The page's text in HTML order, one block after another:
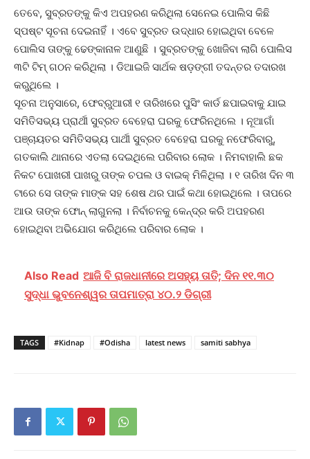
ତେବେ, ସୁବ୍ରତଙ୍କୁ କିଏ ଅପହରଣ କରିଥିଲା ସେନେଇ ପୋଲିସ କିଛି
ସ୍ପଷ୍ଟ ସୂଚନା ଦେଇନାହିଁ । ଏବେ ସୁବ୍ରତ ଉଦ୍ଧାର ହୋଇଥିବା ବେଳେ
ପୋଲିସ ତାଙ୍କୁ ଢେଙ୍କାନାଳ ଆଣୁଛି । ସୁବ୍ରତଙ୍କୁ ଖୋଜିବା ଲାଗି ପୋଲିସ
୩ଟି ଟିମ୍ ଗଠନ କରିଥିଲା । ଡିଆଇଜି ସାର୍ଥକ ଷଡ଼ଙ୍ଗୀ ତଦନ୍ତର ତଦାରଖ
କରୁଥିଲେ ।
ସୂଚନା ଅନୁସାରେ, ଫେବ୍ରୁଆରୀ ୧ ତାରିଖରେ ପୁସିଂ କାର୍ଡ ଛପାଇବାକୁ ଯାଇ
ସମିତିସଭ୍ୟ ପ୍ରାର୍ଥୀ ସୁବ୍ରତ ବେହେରା ଘରକୁ ଫେରିନଥିଲେ । ନୂଆଗାଁ
ପଞ୍ଚାୟତର ସମିତିସଭ୍ୟ ପାର୍ଥୀ ସୁବ୍ରତ ବେହେରା ଘରକୁ ନଫେରିବାରୁ,
ଗତକାଲି ଥାନାରେ ଏତଲା ଦେଇଥିଲେ ପରିବାର ଲୋକ । ନିମବାହାଲି ଛକ
ନିକଟ ପୋଖରୀ ପାଖରୁ ତାଙ୍କ ଚପଲ ଓ ବାଇକ୍ ମିଳିଥିଲା । ୧ ତାରିଖ ଦିନ ୩
ଟାରେ ସେ ତାଙ୍କ ମାଙ୍କ ସହ ଶେଷ ଥର ପାଇଁ କଥା ହୋଇଥିଲେ । ତାପରେ
ଆଉ ତାଙ୍କ ଫୋନ୍ ଲାଗୁନଲା । ନିର୍ବାଚନକୁ କେନ୍ଦ୍ର କରି ଅପହରଣ
ହୋଇଥିବା ଅଭିଯୋଗ କରିଥିଲେ ପରିବାର ଲୋକ ।
Also Read ଆଜି ବି ରାଜଧାନୀରେ ଅସହ୍ୟ ତାତି; ଦିନ ୧୧.୩୦
ସୁଦ୍ଧା ଭୁବନେଶ୍ୱର ତାପମାତ୍ରା ୪୦.୨ ଡିଗ୍ରୀ
TAGS #Kidnap #Odisha latest news samiti sabhya